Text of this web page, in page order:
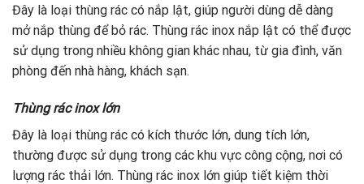
Đây là loại thùng rác có nắp lật, giúp người dùng dễ dàng
mở nắp thùng để bỏ rác. Thùng rác inox nắp lật có thể được
sử dụng trong nhiều không gian khác nhau, từ gia đình, văn
phòng đến nhà hàng, khách sạn.
Thùng rác inox lớn
Đây là loại thùng rác có kích thước lớn, dung tích lớn,
thường được sử dụng trong các khu vực công cộng, nơi có
lượng rác thải lớn. Thùng rác inox lớn giúp tiết kiệm thời